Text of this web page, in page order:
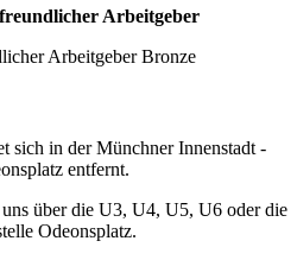
Arbeitgeber
Arbeitgeber Bronze
sich in der Münchner Innenstadt -
entfernt.
über die U3, U4, U5, U6 oder die
Odeonsplatz.